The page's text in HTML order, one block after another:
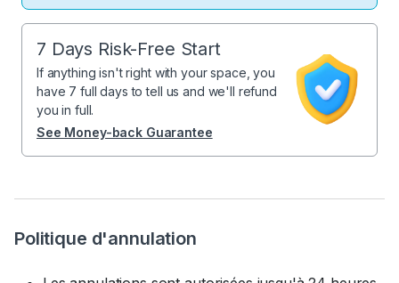
Politique d'annulation
7 Days Risk-Free Start
If anything isn't right with your space, you
have 7 full days to tell us and we'll refund
you in full.
See Money-back Guarantee